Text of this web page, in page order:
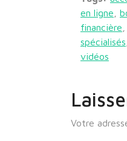
en ligne
financière
spécialisés
vidéos
Votre